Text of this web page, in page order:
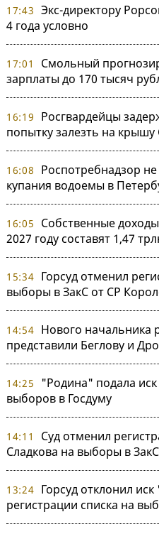
17:43 Экс-директору
4 года условно
17:01
Смольный
зарплаты до 170 тысяч
16:19
Росгвардейцы
попытку залезть на
16:08
Роспотребнадзор
купания водоемы в
16:05
Собственные
2027 году составят 1,47
15:34 Горсуд отменил
выборы в ЗакС от СР
14:54 Нового начальника
представили Беглову и
14:25
"Родина" подала
выборов в Госдуму
14:11
Суд отменил
Сладкова на выборы в ЗакС
13:24 Горсуд отклонил
регистрации списка на